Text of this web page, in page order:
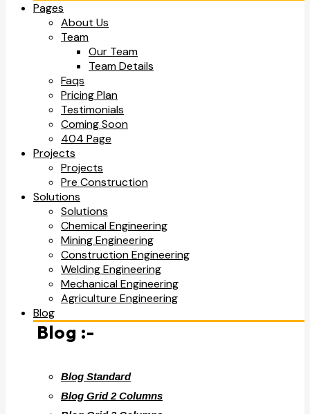
Pages
About Us
Team
Our Team
Team Details
Faqs
Pricing Plan
Testimonials
Coming Soon
404 Page
Projects
Projects
Pre Construction
Solutions
Solutions
Chemical Engineering
Mining Engineering
Construction Engineering
Welding Engineering
Mechanical Engineering
Agriculture Engineering
Blog
Blog :-
Blog Standard
Blog Grid 2 Columns